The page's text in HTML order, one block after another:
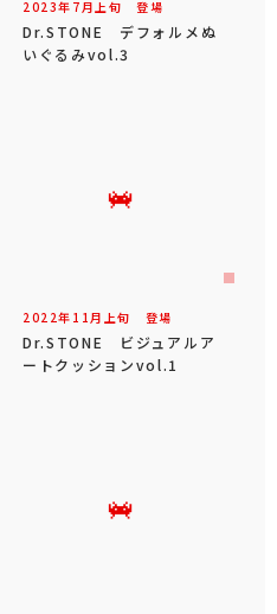
2023年 7 月 上旬 登場
Dr.STONE デフォルメぬ
いぐるみvol.3
2022年 11 月 上旬 登場
Dr.STONE ビジュアルア
ートクッションvol.1